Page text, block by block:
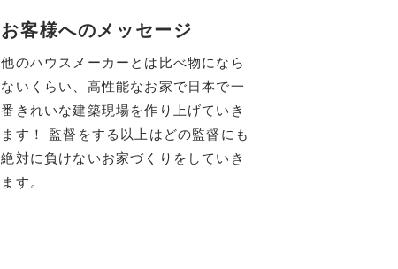
お客様へのメッセージ
他のハウスメーカーとは比べ物になら
ないくらい、高性能なお家で日本で一
番きれいな建築現場を作り上げていき
ます！ 監督をする以上はどの監督にも
絶対に負けないお家づくりをしていき
ます。